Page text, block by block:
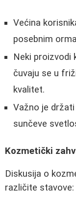
Većina
posebnim
Neki proizvodi
čuvaju se u
kvalitet.
Važno je
sunčeve
Kozmetički
Diskusija o
različite stavove: